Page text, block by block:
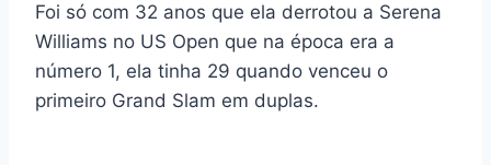
Foi só com 32 anos que ela derrotou a Serena
Williams no US Open que na época era a
número 1, ela tinha 29 quando venceu o
primeiro Grand Slam em duplas.